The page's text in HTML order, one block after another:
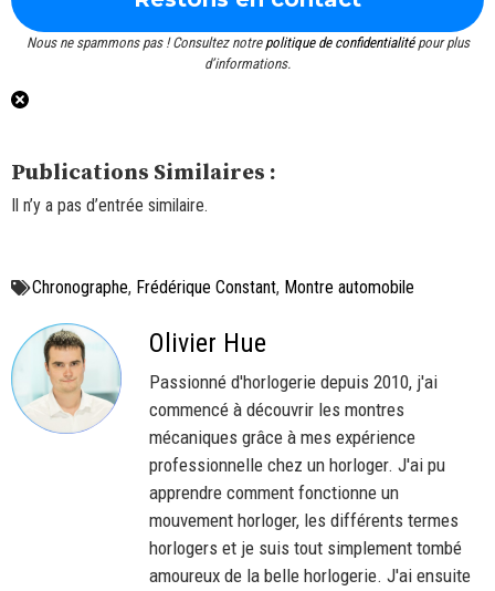
Nous ne spammons pas ! Consultez notre politique de confidentialitépour plus
d’informations.
Publications Similaires :
Il n’y a pas d’entrée similaire.
Chronographe, Frédérique Constant, Montre automobile
Olivier Hue
Passionné d'horlogerie depuis 2010, j'ai
commencé à découvrir les montres
mécaniques grâce à mes expérience
professionnelle chez un horloger. J'ai pu
apprendre comment fonctionne un
mouvement horloger, les différents termes
horlogers et je suis tout simplement tombé
amoureux de la belle horlogerie. J'ai ensuite